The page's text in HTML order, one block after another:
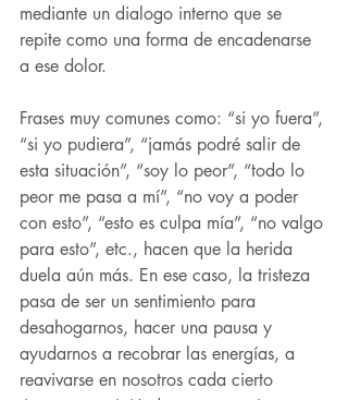
mediante un dialogo interno que se
repite como una forma de encadenarse
a ese dolor.
Frases muy comunes como: “si yo fuera”,
“si yo pudiera”, “jamás podré salir de
esta situación”, “soy lo peor”, “todo lo
peor me pasa a mí”, “no voy a poder
con esto”, “esto es culpa mía”, “no valgo
para esto”, etc., hacen que la herida
duela aún más. En ese caso, la tristeza
pasa de ser un sentimiento para
desahogarnos, hacer una pausa y
ayudarnos a recobrar las energías, a
reavivarse en nosotros cada cierto